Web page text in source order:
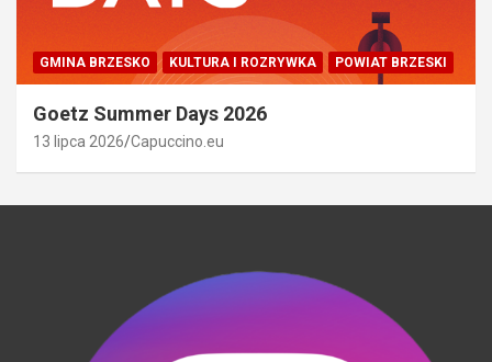
GMINA BRZESKO KULTURA I ROZRYWKA POWIAT BRZESKI
Goetz Summer Days 2026
13 lipca 2026 Capuccino.eu